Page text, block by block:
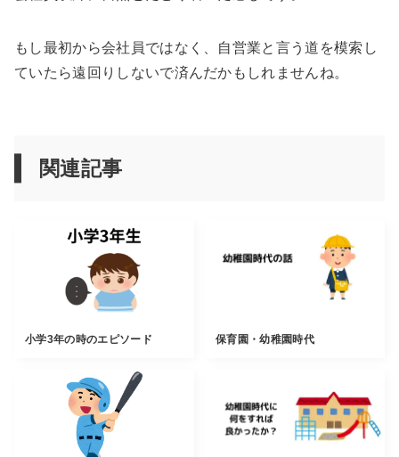
もし最初から会社員ではなく、自営業と言う道を模索し
ていたら遠回りしないで済んだかもしれませんね。
関連記事
小学3年の時のエピソード 保育園・幼稚園時代